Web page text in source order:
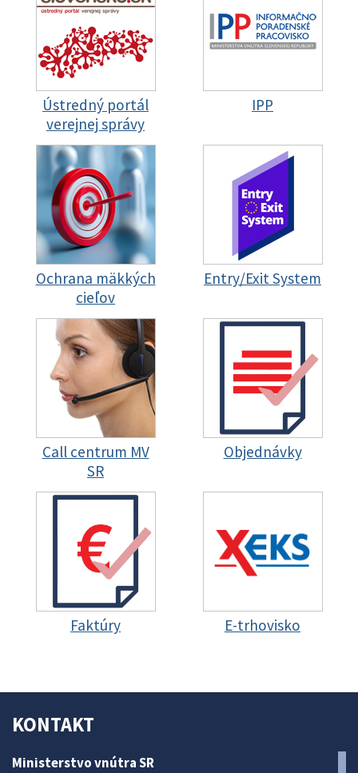
Ústredný portál
verejnej správy
IPP
Ochrana mäkkých
cieľov
Entry/Exit System
Call centrum MV
SR
Objednávky
Faktúry E-trhovisko
KONTAKT
Ministerstvo vnútra SR